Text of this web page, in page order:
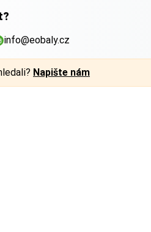
info@eobaly.cz
Napište nám